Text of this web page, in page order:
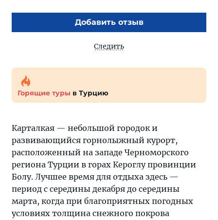
Добавить отзыв
Следить
Горящие туры в Турцию
Карталкая — небольшой городок и
развивающийся горнолыжный курорт,
расположенный на западе Черноморского
региона Турции в горах Кероглу провинции
Болу. Лучшее время для отдыха здесь —
период с середины декабря до середины
марта, когда при благоприятных погодных
условиях толщина снежного покрова